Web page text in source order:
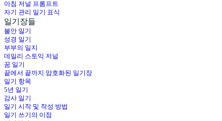
아침 저널 프롬프트
자기 관리 일기 표식
일기장들
불안 일기
성경 일기
부부의 일지
데일리 스토익 저널
꿈 일기
끝에서 끝까지 암호화된 일기장
일기 항목
5년 일기
감사 일기
일기 시작 및 작성 방법
일기 쓰기의 이점